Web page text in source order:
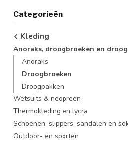
Categorieën
Kleding
Anoraks, droogbroeken en
Anoraks
Droogbroeken
Droogpakken
Wetsuits & neopreen
Thermokleding en lycra
Schoenen, slippers, sandalen en
Outdoor- en sporten